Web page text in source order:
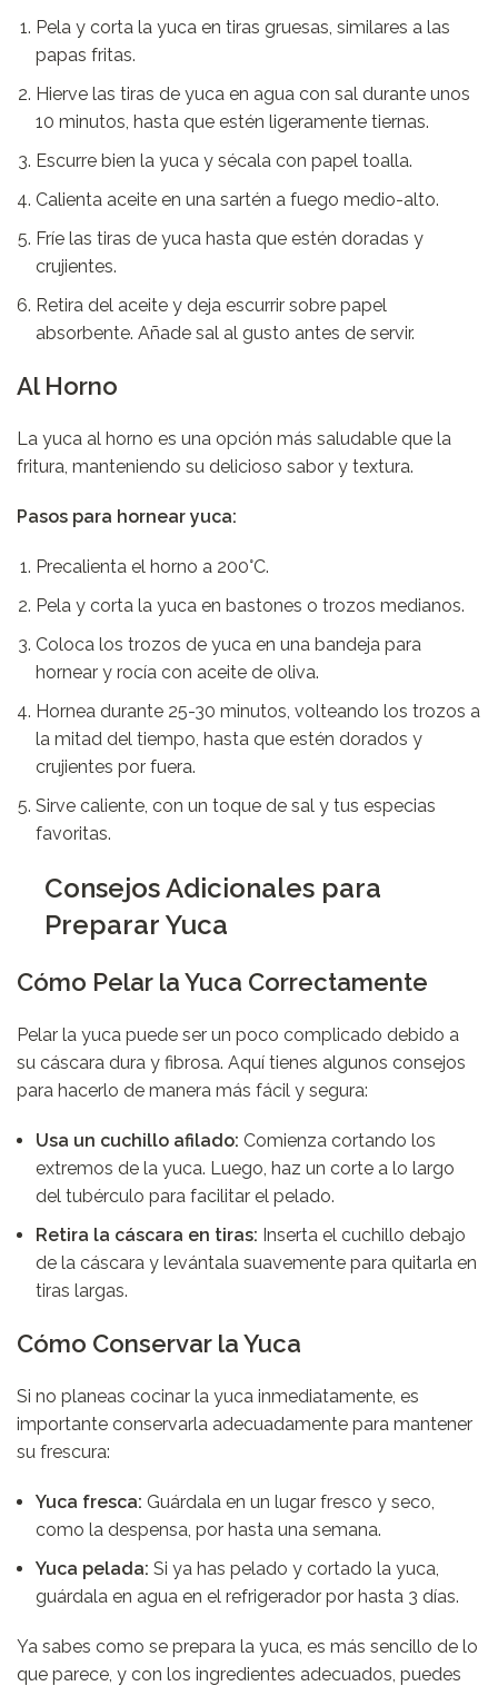
Pela y corta la yuca en tiras gruesas, similares a las
papas fritas.
Hierve las tiras de yuca en agua con sal durante unos
10 minutos, hasta que estén ligeramente tiernas.
Escurre bien la yuca y sécala con papel toalla.
Calienta aceite en una sartén a fuego medio-alto.
Fríe las tiras de yuca hasta que estén doradas y
crujientes.
Retira del aceite y deja escurrir sobre papel
absorbente. Añade sal al gusto antes de servir.
Al Horno
La yuca al horno es una opción más saludable que la
fritura, manteniendo su delicioso sabor y textura.
Pasos para hornear yuca:
Precalienta el horno a 200°C.
Pela y corta la yuca en bastones o trozos medianos.
Coloca los trozos de yuca en una bandeja para
hornear y rocía con aceite de oliva.
Hornea durante 25-30 minutos, volteando los trozos a
la mitad del tiempo, hasta que estén dorados y
crujientes por fuera.
Sirve caliente, con un toque de sal y tus especias
favoritas.
Consejos Adicionales para
Preparar Yuca
Cómo Pelar la Yuca Correctamente
Pelar la yuca puede ser un poco complicado debido a
su cáscara dura y fibrosa. Aquí tienes algunos consejos
para hacerlo de manera más fácil y segura:
Usa un cuchillo afilado: Comienza cortando los
extremos de la yuca. Luego, haz un corte a lo largo
del tubérculo para facilitar el pelado.
Retira la cáscara en tiras: Inserta el cuchillo debajo
de la cáscara y levántala suavemente para quitarla en
tiras largas.
Cómo Conservar la Yuca
Si no planeas cocinar la yuca inmediatamente, es
importante conservarla adecuadamente para mantener
su frescura:
Yuca fresca: Guárdala en un lugar fresco y seco,
como la despensa, por hasta una semana.
Yuca pelada: Si ya has pelado y cortado la yuca,
guárdala en agua en el refrigerador por hasta 3 días.
Ya sabes como se prepara la yuca, es más sencillo de lo
que parece, y con los ingredientes adecuados, puedes